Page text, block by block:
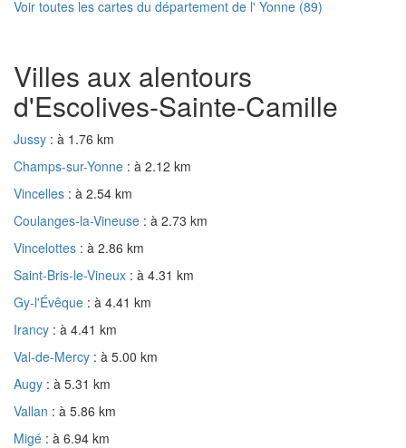
Voir toutes les cartes du département de l' Yonne (89)
Villes aux alentours
d'Escolives-Sainte-Camille
Jussy : à 1.76 km
Champs-sur-Yonne : à 2.12 km
Vincelles : à 2.54 km
Coulanges-la-Vineuse : à 2.73 km
Vincelottes : à 2.86 km
Saint-Bris-le-Vineux : à 4.31 km
Gy-l'Évêque : à 4.41 km
Irancy : à 4.41 km
Val-de-Mercy : à 5.00 km
Augy : à 5.31 km
Vallan : à 5.86 km
Migé : à 6.94 km